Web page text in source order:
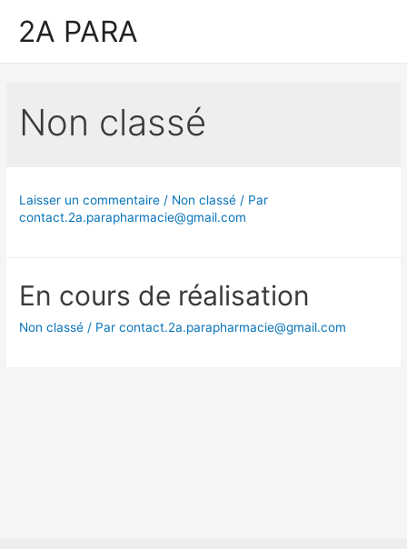
2A PARA
Non classé
Laisser un commentaire / Non classé / Par
contact.2a.parapharmacie@gmail.com
En cours de réalisation
Non classé / Parcontact.2a.parapharmacie@gmail.com